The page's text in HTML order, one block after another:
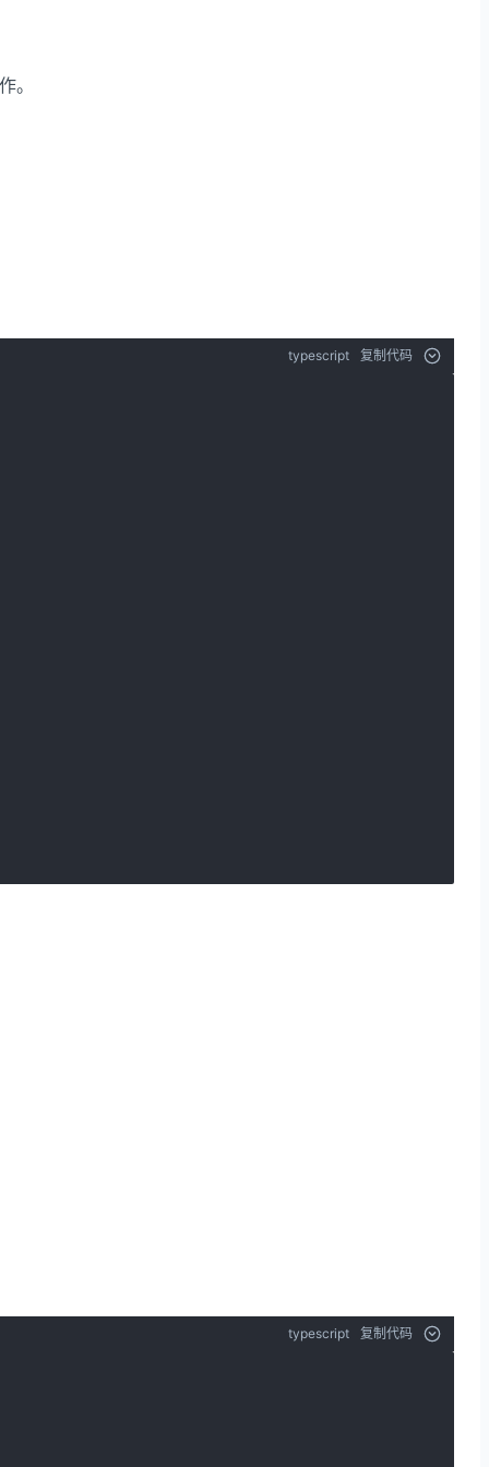
。
typescript 复制代码
typescript 复制代码